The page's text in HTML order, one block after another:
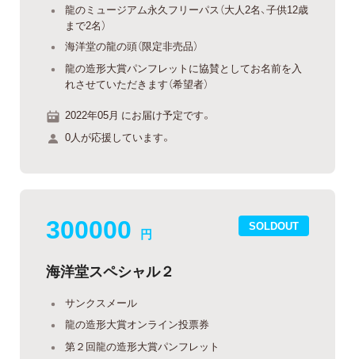
龍のミュージアム永久フリーパス（大人2名、子供12歳
まで2名）
海洋堂の龍の頭（限定非売品）
龍の造形大賞パンフレットに協賛としてお名前を入
れさせていただきます（希望者）
2022年05月 にお届け予定です。
0人が応援しています。
SOLDOUT
300000 円
海洋堂スペシャル２
サンクスメール
龍の造形大賞オンライン投票券
第２回龍の造形大賞パンフレット